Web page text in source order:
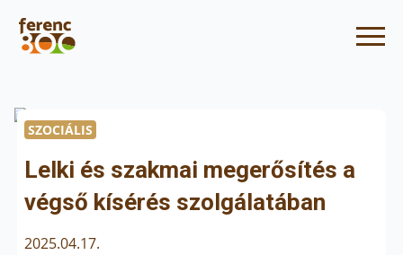
SZOCIÁLIS
Lelki és szakmai megerősítés a
végső kísérés szolgálatában
2025.04.17.